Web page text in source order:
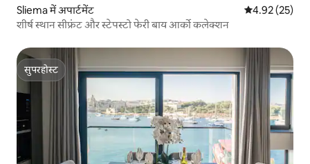
Sliema में अपार्टमेंट औसत रेटिंग 5 में
4.92 (25)
शीर्ष स्थान सीफ्रंट और स्टेपस्टो फेरी बाय आर्को कलेक्शन
सुपरहोस्ट
सुपरहोस्ट